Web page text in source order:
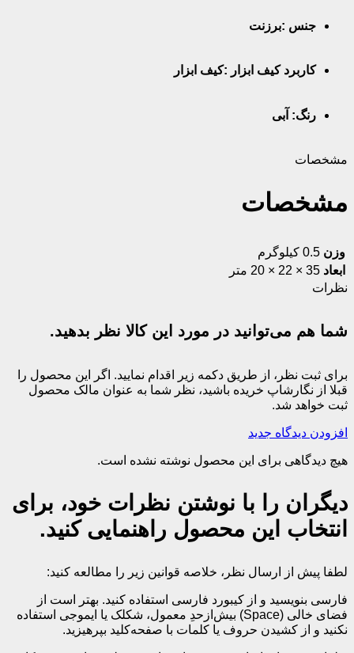
جنس :برزنت
کاربرد کیف ابزار :کیف ابزار
رنگ: آبی
مشخصات
مشخصات
وزن 0.5 کیلوگرم
ابعاد 35 × 22 × 20 متر
نظرات
شما هم می‌توانید در مورد این کالا نظر بدهید.
برای ثبت نظر، از طریق دکمه زیر اقدام نمایید. اگر این محصول را
قبلا از نگارشاپ خریده باشید، نظر شما به عنوان مالک محصول
ثبت خواهد شد.
افزودن دیدگاه جدید
هیچ دیدگاهی برای این محصول نوشته نشده است.
دیگران را با نوشتن نظرات خود، برای
انتخاب این محصول راهنمایی کنید.
لطفا پیش از ارسال نظر، خلاصه قوانین زیر را مطالعه کنید:
فارسی بنویسید و از کیبورد فارسی استفاده کنید. بهتر است از
فضای خالی (Space) بیش‌از‌حدِ معمول، شکلک یا ایموجی استفاده
نکنید و از کشیدن حروف یا کلمات با صفحه‌کلید بپرهیزید.